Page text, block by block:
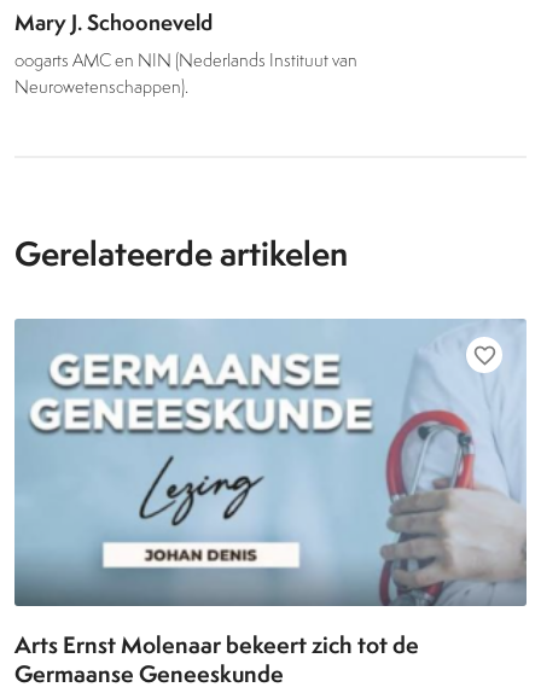
Mary J. Schooneveld
oogarts AMC en NIN (Nederlands Instituut van
Neurowetenschappen).
Gerelateerde artikelen
favorite_border
Arts Ernst Molenaar bekeert zich tot de
Germaanse Geneeskunde